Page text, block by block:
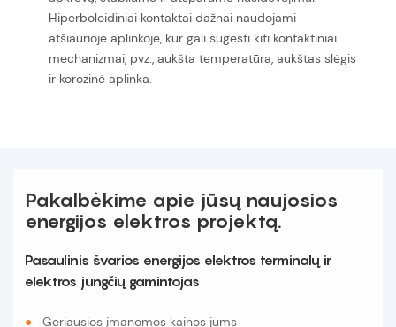
Hiperboloidiniai kontaktai dažnai naudojami
atšiaurioje aplinkoje, kur gali sugesti kiti kontaktiniai
mechanizmai, pvz., aukšta temperatūra, aukštas slėgis
ir korozinė aplinka.
Pakalbėkime apie jūsų naujosios
energijos elektros projektą.
Pasaulinis švarios energijos elektros terminalų ir
elektros jungčių gamintojas
●
Geriausios įmanomos kainos jums